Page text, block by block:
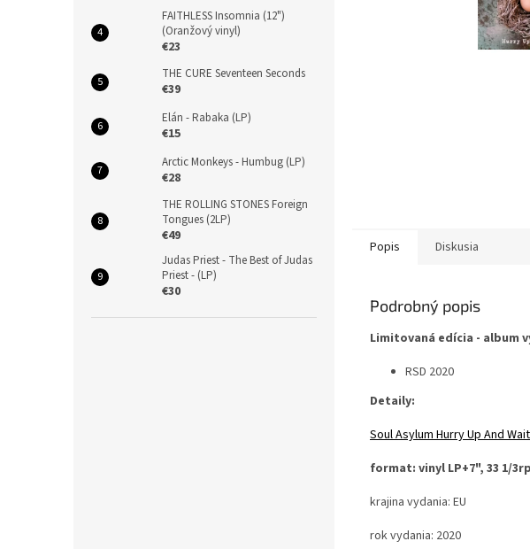
FAITHLESS Insomnia (12")
(Oranžový vinyl)
€23
THE CURE Seventeen Seconds
€39
Elán - Rabaka (LP)
€15
Arctic Monkeys - Humbug (LP)
€28
THE ROLLING STONES Foreign
Tongues (2LP)
€49
Judas Priest - The Best of Judas
Priest - (LP)
€30
Popis Diskusia
Podrobný popis
Limitovaná edícia - album
RSD 2020
Detaily:
Soul Asylum Hurry Up And
format: vinyl LP+7", 33 1/
krajina vydania: EU
rok vydania: 2020